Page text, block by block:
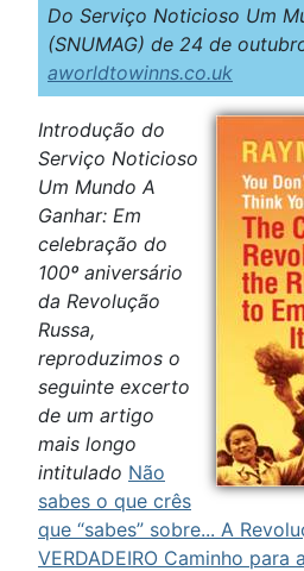
Do Serviço Noticioso Um
(SNUMAG) de 24 de
aworldtowinns.co.uk
Introdução do
Serviço Noticioso
Um Mundo A
Ganhar: Em
celebração do
100º aniversário
da Revolução
Russa,
reproduzimos o
seguinte excerto
de um artigo
mais longo
intitulado Não
sabes o que crês
que “sabes” sobre... A
VERDADEIRO Caminho para